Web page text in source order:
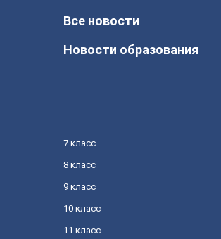
Все новости
Новости образования
7 класс
8 класс
9 класс
10 класс
11 класс